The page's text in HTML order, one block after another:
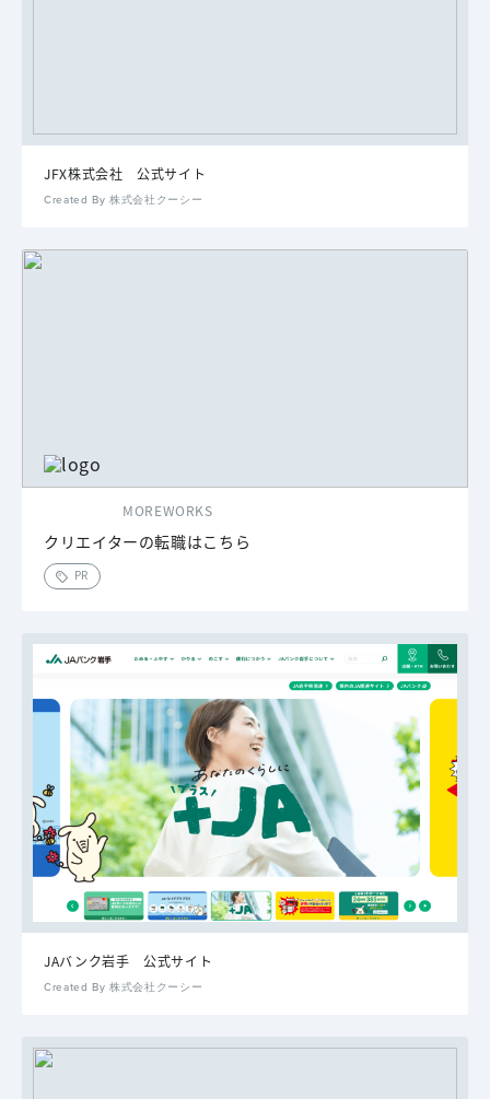
JFX株式会社 公式サイト
Created By 株式会社クーシー
MOREWORKS
クリエイターの転職はこちら
PR
JAバンク岩手 公式サイト
Created By 株式会社クーシー